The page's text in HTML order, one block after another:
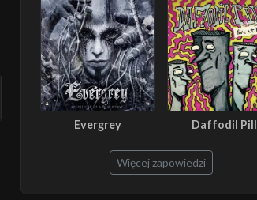
Evergrey Daffodil Pill
Więcej zapowiedzi